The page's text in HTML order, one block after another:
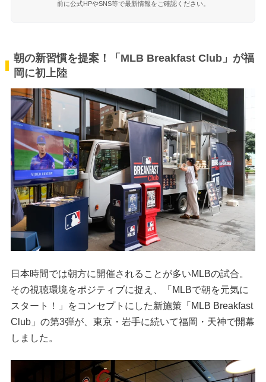
前に公式HPやSNS等で最新情報をご確認ください。
朝の新習慣を提案！「MLB Breakfast Club」が福
岡に初上陸
日本時間では朝方に開催されることが多いMLBの試合。
その視聴環境をポジティブに捉え、「MLBで朝を元気に
スタート！」をコンセプトにした新施策「MLB Breakfast
Club」の第3弾が、東京・岩手に続いて福岡・天神で開幕
しました。